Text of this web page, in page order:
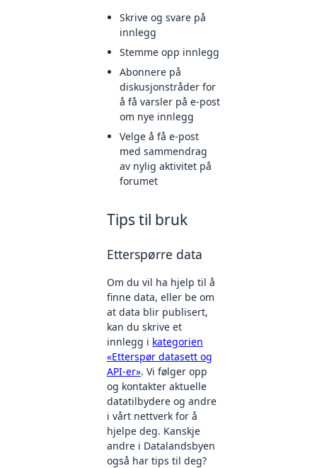
Skrive og svare på
innlegg
Stemme opp innlegg
Abonnere på
diskusjonstråder for
å få varsler på e-post
om nye innlegg
Velge å få e-post
med sammendrag
av nylig aktivitet på
forumet
Tips til bruk
Etterspørre data
Om du vil ha hjelp til å
finne data, eller be om
at data blir publisert,
kan du skrive et
innlegg i kategorien
«Etterspør datasett og
API-er». Vi følger opp
og kontakter aktuelle
datatilbydere og andre
i vårt nettverk for å
hjelpe deg. Kanskje
andre i Datalandsbyen
også har tips til deg?